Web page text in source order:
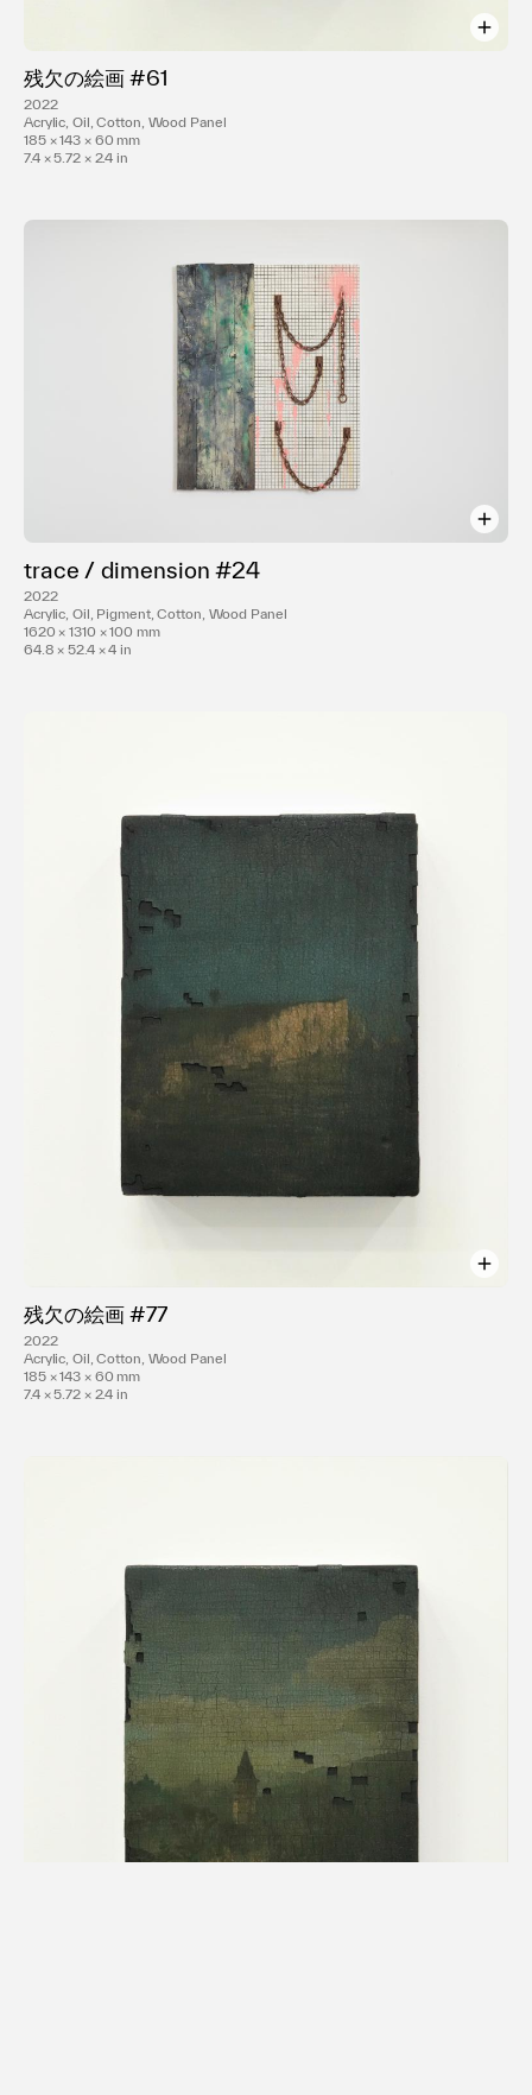
2022
Acrylic, Oil, Cotton, Wood Panel
185 × 143 × 60 mm
7.4 × 5.72 × 2.4 in
残欠の絵画 #61
2022
Acrylic, Oil, Pigment, Cotton, Wood Panel
1620 × 1310 × 100 mm
64.8 × 52.4 × 4 in
trace / dimension #24
2022
Acrylic, Oil, Cotton, Wood Panel
185 × 143 × 60 mm
7.4 × 5.72 × 2.4 in
残欠の絵画 #77